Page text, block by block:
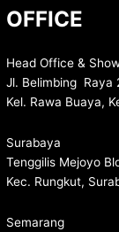
OFFICE
Head Office &
Jl. Belimbing Raya
Kel. Rawa Buaya,
Surabaya
Tenggilis Mejoyo
Kec. Rungkut,
Semarang